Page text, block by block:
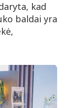
kad
baldai yra